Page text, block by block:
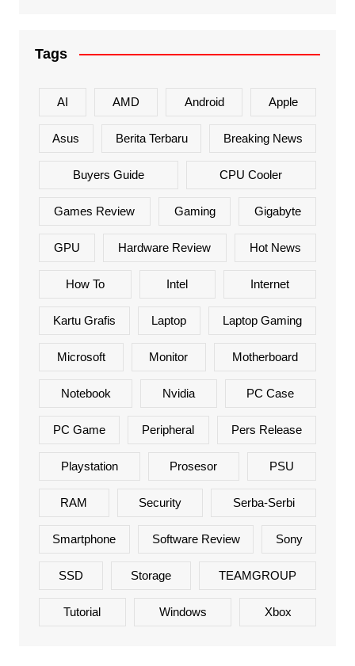
Tags
AI AMD Android Apple
Asus Berita Terbaru Breaking News
Buyers Guide CPU Cooler
Games Review Gaming Gigabyte
GPU Hardware Review Hot News
How To Intel Internet
Kartu Grafis Laptop Laptop Gaming
Microsoft Monitor Motherboard
Notebook Nvidia PC Case
PC Game Peripheral Pers Release
Playstation Prosesor PSU
RAM Security Serba-Serbi
Smartphone Software Review Sony
SSD Storage TEAMGROUP
Tutorial Windows Xbox